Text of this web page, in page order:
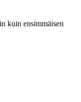
kuin ensimmäisen